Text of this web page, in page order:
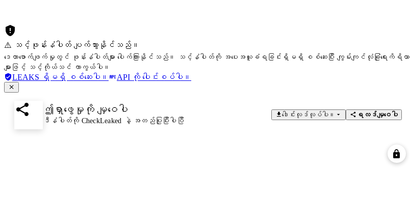
⚠️ သင့်ဖုန်းနံပါတ် ပျက်သွားနိုင်သည်။
ဒေတာဖောက်ဖျက်မှုတွင် ဖုန်းနံပါတ်များ ပေါက်ကြားနိုင်သည်။ သင့်နံပါတ်ကို အပေးအယူခံရခြင်းရှိမရှိ စစ်ဆေးပြီး ကျွမ်းကျင်လုံခြုံရေးကိရိယာ
များဖြင့် သင့်ကိုယ်သင် ကာကွယ်ပါ။
LEAKS ရှိမရှိ စစ်ဆေးပါ။ API ကို ပေါင်းစပ်ပါ။
ဤရှာဖွေမှုကို မျှဝေပါ
ဒီနံပါတ်ကို CheckLeaked နဲ့ အတည်ပြုပြီးပါပြီ
ဒေါင်းလုဒ်လုပ်ပါ။ ရလဒ်မျှဝေပါ